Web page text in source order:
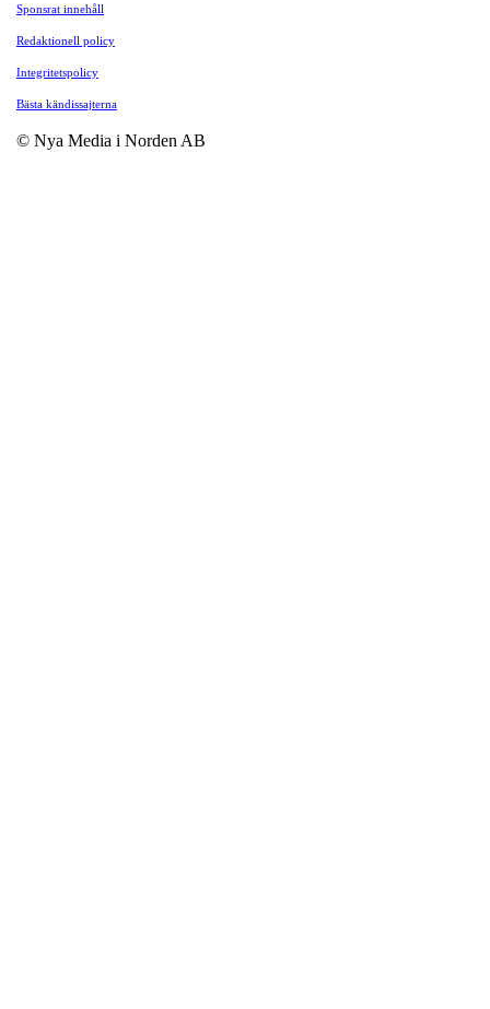
Sponsrat innehåll
Redaktionell policy
Integritetspolicy
Bästa kändissajterna
© Nya Media i Norden AB